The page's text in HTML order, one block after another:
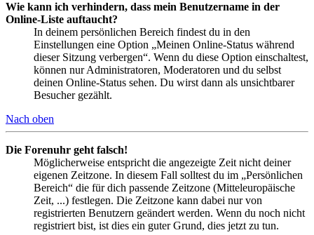
Wie kann ich verhindern, dass mein Benutzername in der
Online-Liste auftaucht?
In deinem persönlichen Bereich findest du in den
Einstellungen eine Option „Meinen Online-Status während
dieser Sitzung verbergen“. Wenn du diese Option einschaltest,
können nur Administratoren, Moderatoren und du selbst
deinen Online-Status sehen. Du wirst dann als unsichtbarer
Besucher gezählt.
Nach oben
Die Forenuhr geht falsch!
Möglicherweise entspricht die angezeigte Zeit nicht deiner
eigenen Zeitzone. In diesem Fall solltest du im „Persönlichen
Bereich“ die für dich passende Zeitzone (Mitteleuropäische
Zeit, ...) festlegen. Die Zeitzone kann dabei nur von
registrierten Benutzern geändert werden. Wenn du noch nicht
registriert bist, ist dies ein guter Grund, dies jetzt zu tun.